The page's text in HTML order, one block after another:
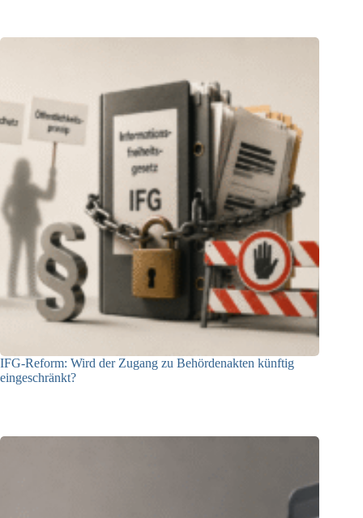
IFG-Reform: Wird der Zugang zu Behördenakten künftig
eingeschränkt?